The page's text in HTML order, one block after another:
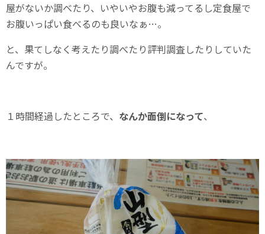
屋がないか調べたり、いやいやお腹も減ってるし定食屋で
お腹いっぱい食べるのも良いなぁ…。
と、果てしなく考えたり調べたり評判調査したりしていた
んですが。
１時間経過したところで、 なんか面倒になって、